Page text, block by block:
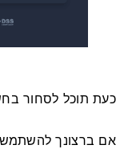
כעת תוכל לסחור
אם ברצונך